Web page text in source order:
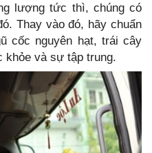
lượng tức thì, chúng có
Thay vào đó, hãy chuẩn
cốc nguyên hạt, trái cây
và sự tập trung.